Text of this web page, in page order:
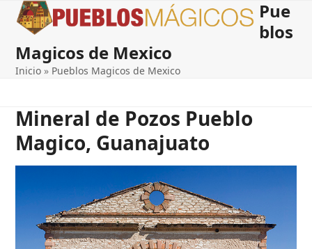
SkipOpen
mobile
menu
Close
mobile
menu
Pue
blos
Magicos de Mexico
Inicio » Pueblos Magicos de Mexico
Mineral de Pozos Pueblo
Magico, Guanajuato